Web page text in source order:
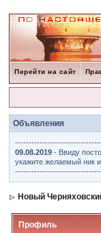
Перейти на сайт
Объявления
09.08.2019 - Ввиду
укажите желаемый ник
Новый
Профиль